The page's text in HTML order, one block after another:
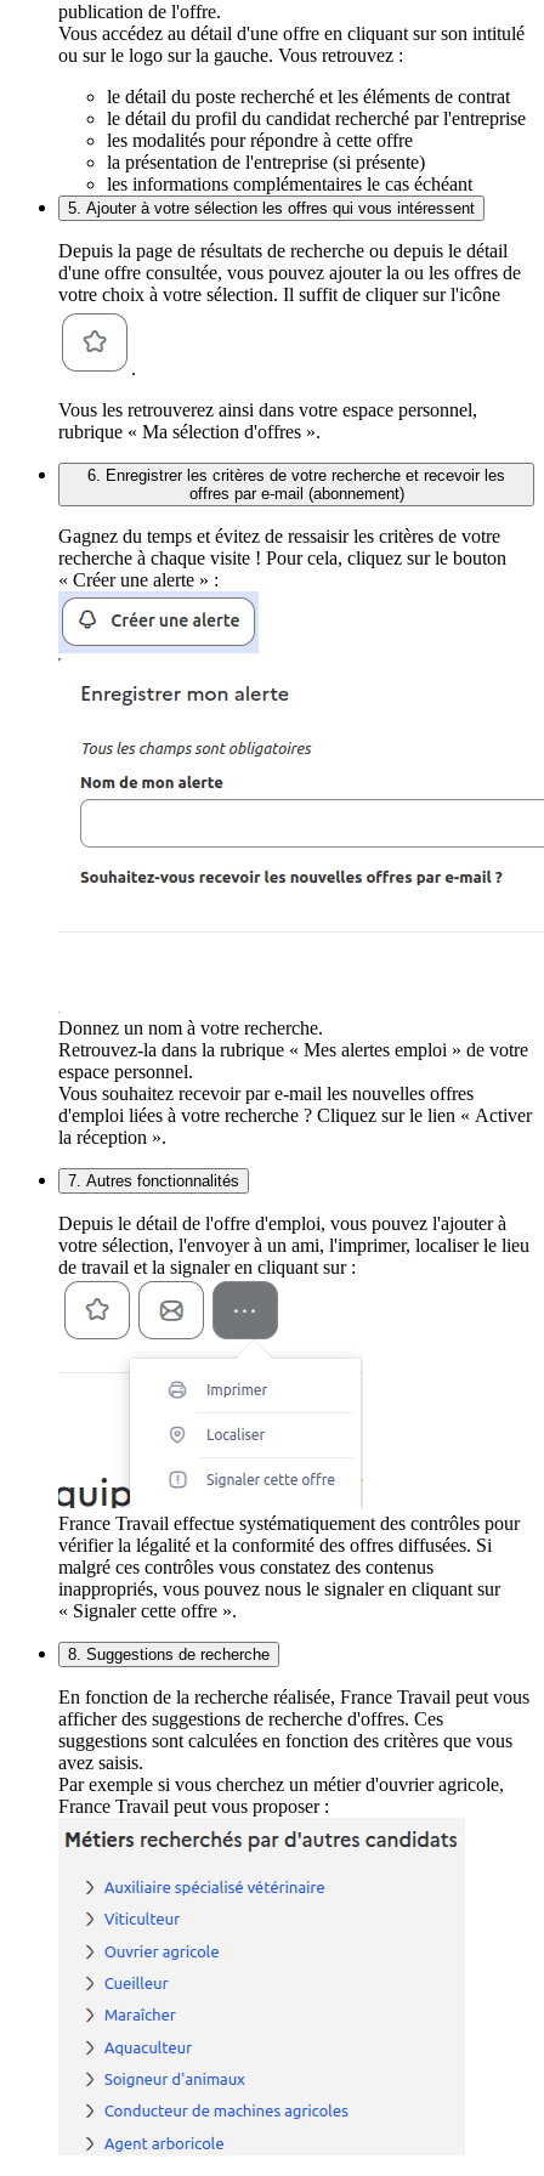
publication de l'offre.
Vous accédez au détail d'une offre en cliquant sur son intitulé
ou sur le logo sur la gauche. Vous retrouvez :
le détail du poste recherché et les éléments de contrat
le détail du profil du candidat recherché par l'entreprise
les modalités pour répondre à cette offre
la présentation de l'entreprise (si présente)
les informations complémentaires le cas échéant
5. Ajouter à votre sélection les offres qui vous intéressent
Depuis la page de résultats de recherche ou depuis le détail
d'une offre consultée, vous pouvez ajouter la ou les offres de
votre choix à votre sélection. Il suffit de cliquer sur l'icône
.
Vous les retrouverez ainsi dans votre espace personnel,
rubrique « Ma sélection d'offres ».
6. Enregistrer les critères de votre recherche et recevoir les
offres par e-mail (abonnement)
Gagnez du temps et évitez de ressaisir les critères de votre
recherche à chaque visite ! Pour cela, cliquez sur le bouton
« Créer une alerte » :
Donnez un nom à votre recherche.
Retrouvez-la dans la rubrique « Mes alertes emploi » de votre
espace personnel.
Vous souhaitez recevoir par e-mail les nouvelles offres
d'emploi liées à votre recherche ? Cliquez sur le lien « Activer
la réception ».
7. Autres fonctionnalités
Depuis le détail de l'offre d'emploi, vous pouvez l'ajouter à
votre sélection, l'envoyer à un ami, l'imprimer, localiser le lieu
de travail et la signaler en cliquant sur :
France Travail effectue systématiquement des contrôles pour
vérifier la légalité et la conformité des offres diffusées. Si
malgré ces contrôles vous constatez des contenus
inappropriés, vous pouvez nous le signaler en cliquant sur
« Signaler cette offre ».
8. Suggestions de recherche
En fonction de la recherche réalisée, France Travail peut vous
afficher des suggestions de recherche d'offres. Ces
suggestions sont calculées en fonction des critères que vous
avez saisis.
Par exemple si vous cherchez un métier d'ouvrier agricole,
France Travail peut vous proposer :